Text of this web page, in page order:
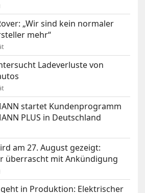
„Wir sind kein normaler
mehr“
Ladeverluste von
startet Kundenprogramm
PLUS in Deutschland
am 27. August gezeigt:
überrascht mit Ankündigung
geht in Produktion: Elektrischer